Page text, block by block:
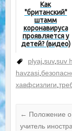
Как
"британский"
штамм
коронавируса
проявляется у
детей? (видео)
plyaj suv,suv
havzasi
хавфсизлиги
← Положение
учитель